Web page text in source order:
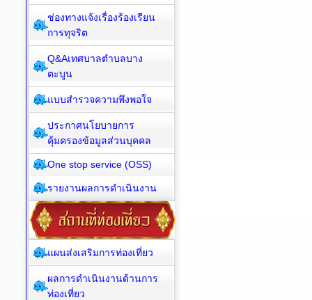
ช่องทางแจ้งเรื่องร้องเรียน
การทุจริต
Q&Aเทศบาลตำบลบาง
ตะบูน
แบบสำรวจความพึงพอใจ
ประกาศนโยบายการ
คุ้มครองข้อมูลส่วนบุคคล
One stop service (OSS)
รายงานผลการดำเนินงาน
แผนส่งเสริมการท่องเที่ยว
ผลการดำเนินงานด้านการ
ท่องเที่ยว